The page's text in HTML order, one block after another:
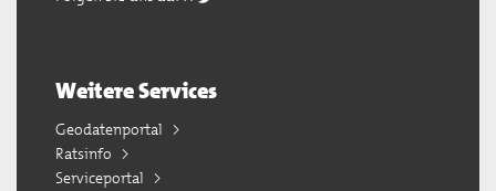
Weitere Services
Geodatenportal
Ratsinfo
Serviceportal